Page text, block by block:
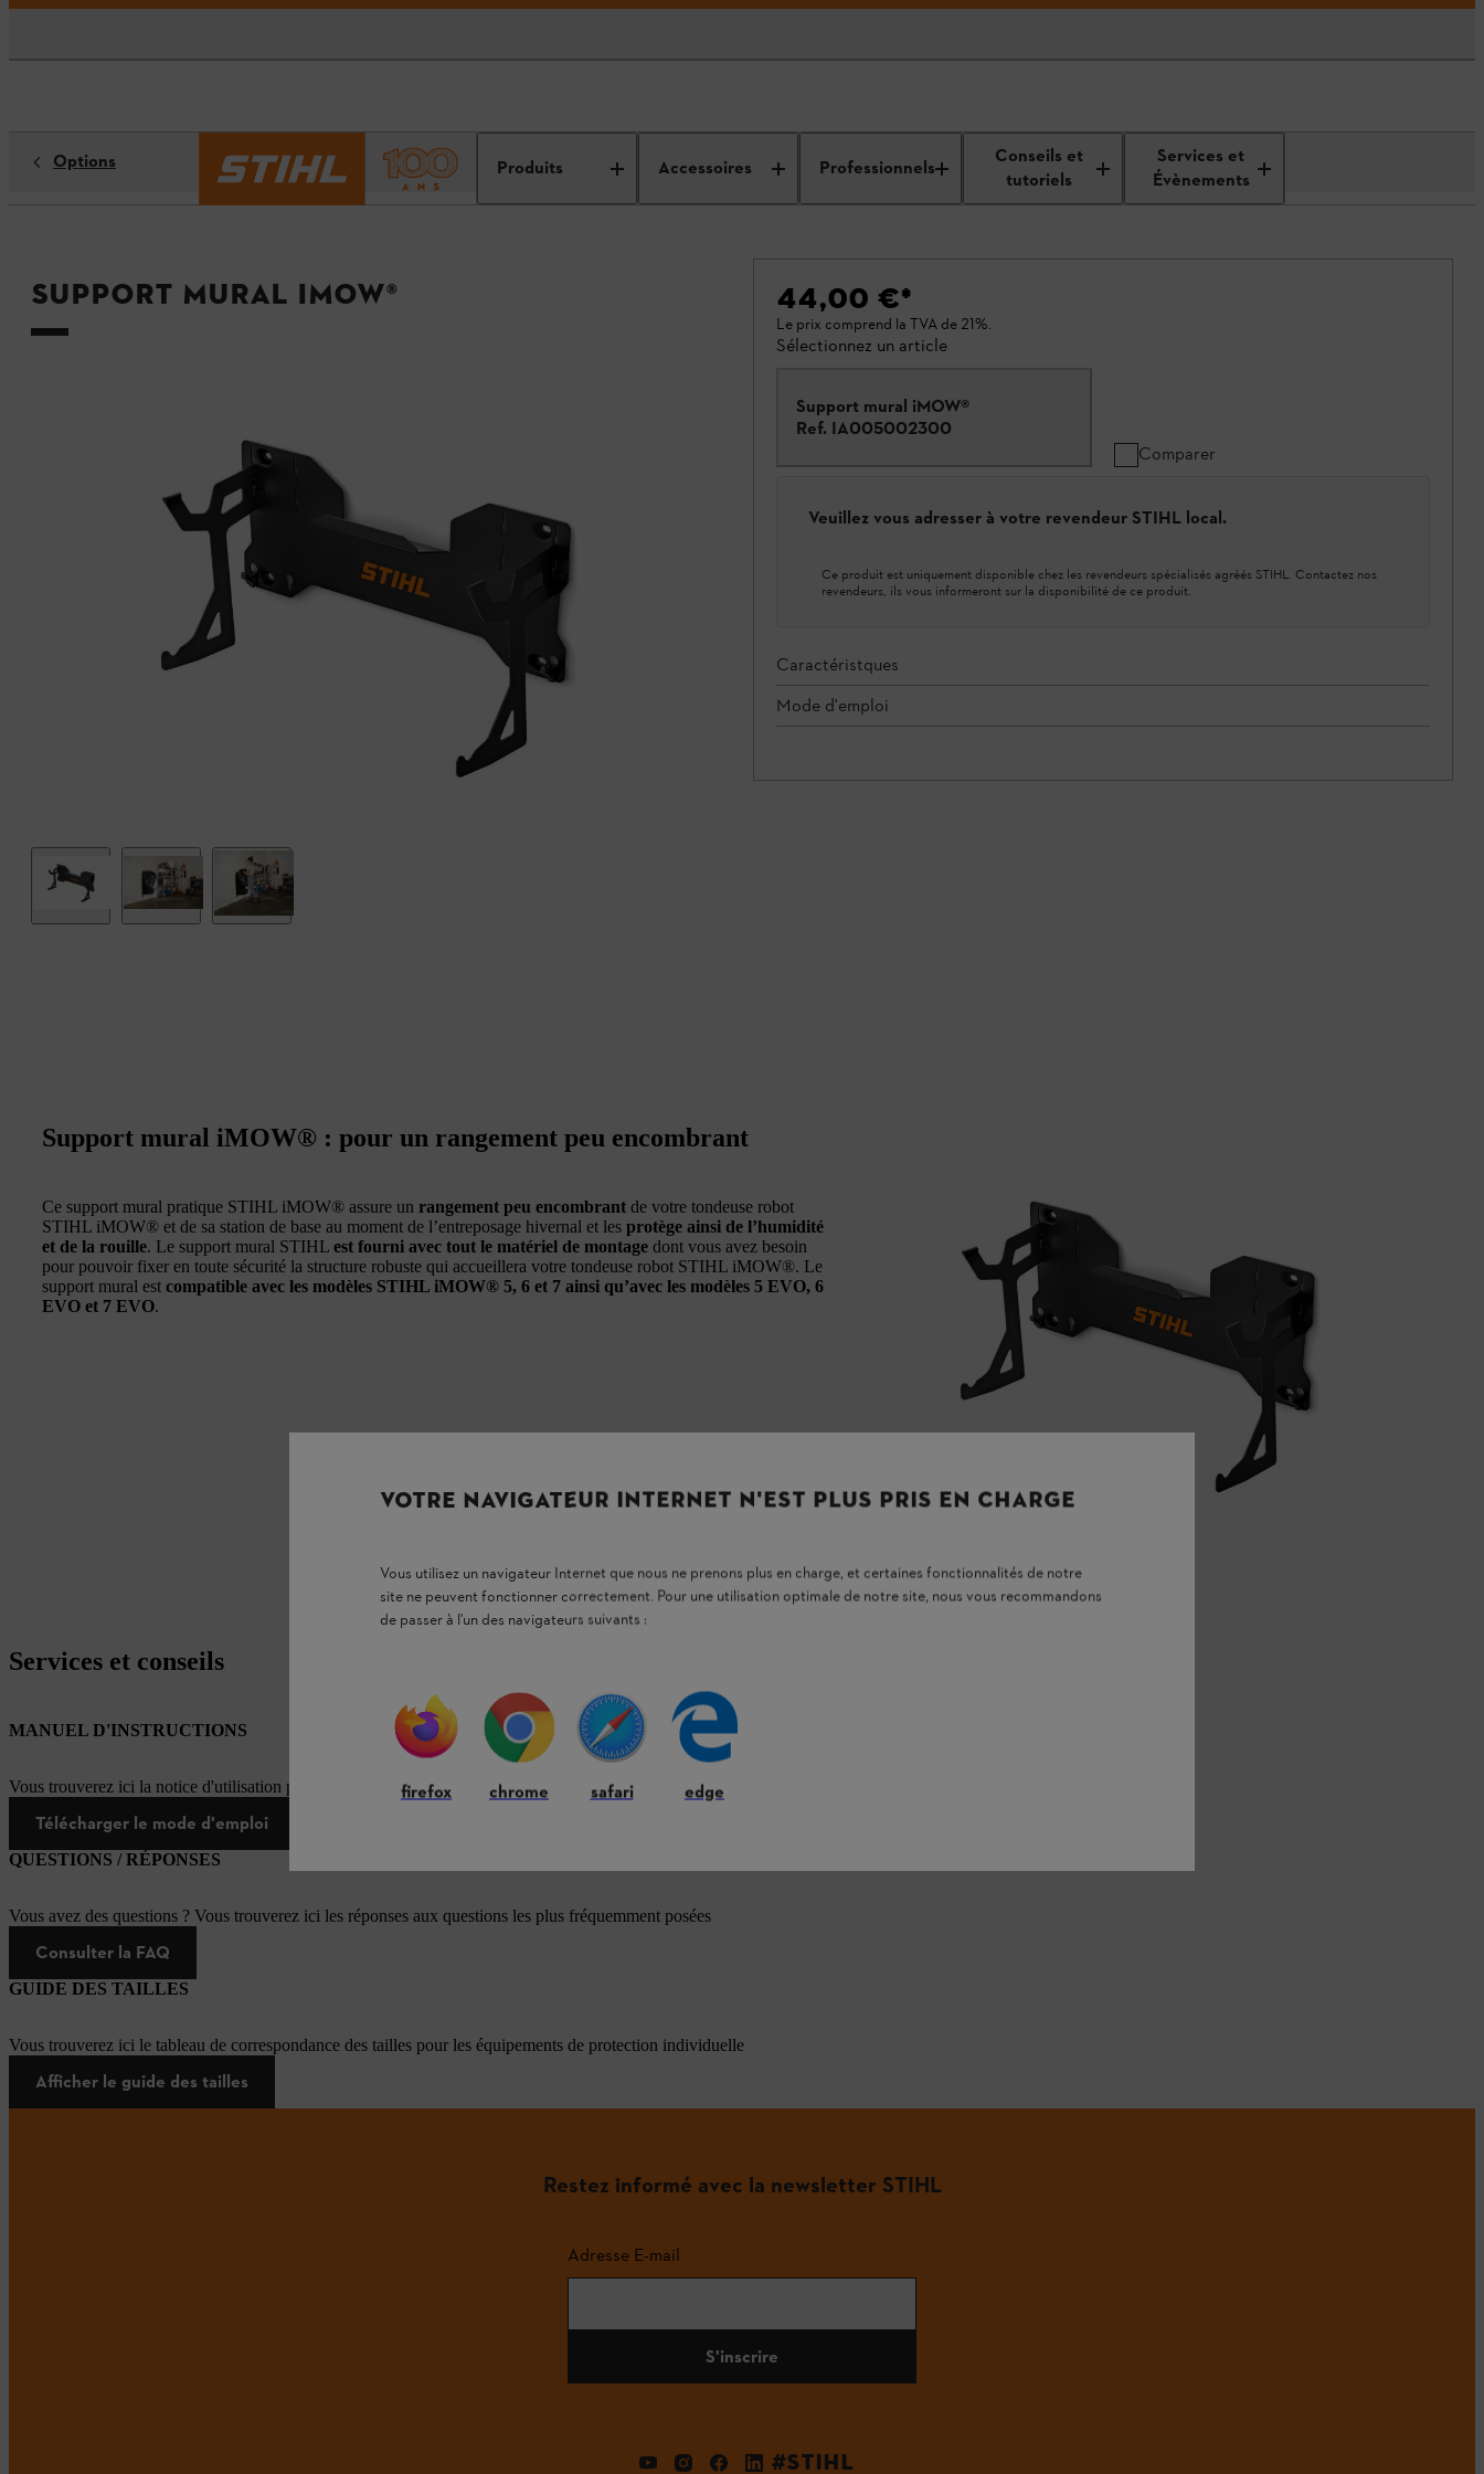
Produits Accessoires Professionnels
Conseils et
tutoriels
Services et
Évènements
Options
Support mural iMOW® 44,00 €*
Le prix comprend la TVA de 21%.
Sélectionnez un article
Support mural iMOW®
Ref. IA005002300
Comparer
Veuillez vous adresser à votre revendeur STIHL local.
Ce produit est uniquement disponible chez les revendeurs spécialisés agréés STIHL. Contactez nos
revendeurs, ils vous informeront sur la disponibilité de ce produit.
Caractéristques
Mode d'emploi
Support mural iMOW® : pour un rangement peu encombrant
Ce support mural pratique STIHL iMOW® assure un rangement peu encombrant de votre tondeuse robot
STIHL iMOW® et de sa station de base au moment de l’entreposage hivernal et les protège ainsi de l’humidité
et de la rouille. Le support mural STIHL est fourni avec tout le matériel de montage dont vous avez besoin
pour pouvoir fixer en toute sécurité la structure robuste qui accueillera votre tondeuse robot STIHL iMOW®. Le
support mural est compatible avec les modèles STIHL iMOW® 5, 6 et 7 ainsi qu’avec les modèles 5 EVO, 6
EVO et 7 EVO.
Services et conseils
MANUEL D'INSTRUCTIONS
Vous trouverez ici la notice d'utilisation pour ce produit STIHL
Télécharger le mode d'emploi
QUESTIONS / RÉPONSES
Vous avez des questions ? Vous trouverez ici les réponses aux questions les plus fréquemment posées
Consulter la FAQ
GUIDE DES TAILLES
Vous trouverez ici le tableau de correspondance des tailles pour les équipements de protection individuelle
Afficher le guide des tailles
Restez informé avec la newsletter STIHL
Adresse E-mail
S'inscrire
#STIHL
VOTRE NAVIGATEUR INTERNET N'EST PLUS PRIS EN CHARGE
Vous utilisez un navigateur Internet que nous ne prenons plus en charge, et certaines fonctionnalités de notre
site ne peuvent fonctionner correctement. Pour une utilisation optimale de notre site, nous vous recommandons
de passer à l'un des navigateurs suivants :
firefox chrome safari edge